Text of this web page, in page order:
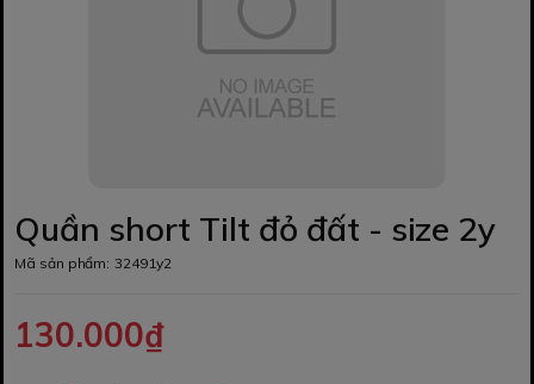
Quần short Tilt đỏ đất - size 2y
Mã sản phẩm: 32491y2
130.000₫